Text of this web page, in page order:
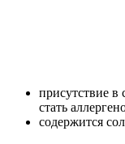
присутствие в
стать
содержится